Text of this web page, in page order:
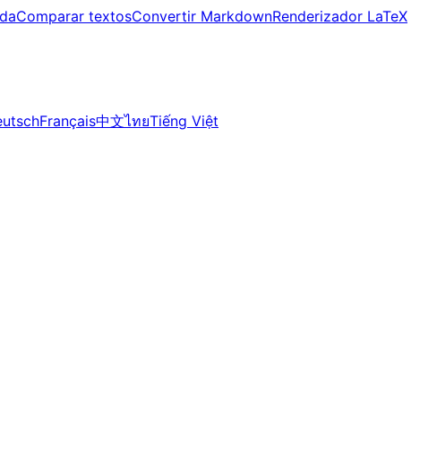
Comparar textosConvertir MarkdownRenderizador LaTeX
Français中文ไทยTiếng Việt